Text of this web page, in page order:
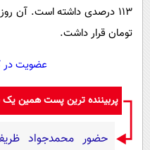
تومان قرار داشت.
عضویت در
پربیننده ترین پست همین
حضور محمدجواد